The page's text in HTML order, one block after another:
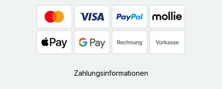
Zahlungsinformationen